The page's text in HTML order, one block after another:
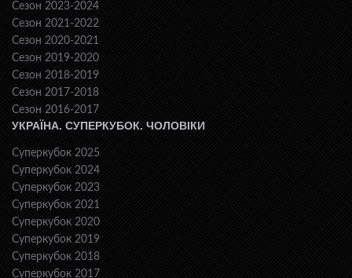
Сезон 2023-2024
Сезон 2021-2022
Сезон 2020-2021
Сезон 2019-2020
Сезон 2018-2019
Сезон 2017-2018
Сезон 2016-2017
УКРАЇНА. СУПЕРКУБОК. ЧОЛОВІКИ
Суперкубок 2025
Суперкубок 2024
Суперкубок 2023
Суперкубок 2021
Суперкубок 2020
Суперкубок 2019
Суперкубок 2018
Суперкубок 2017